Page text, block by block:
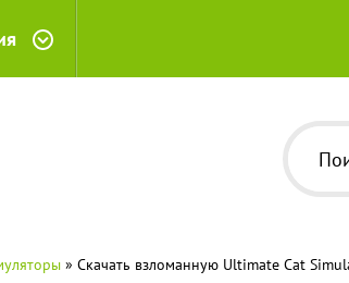
» Скачать взломанную Ultimate Cat